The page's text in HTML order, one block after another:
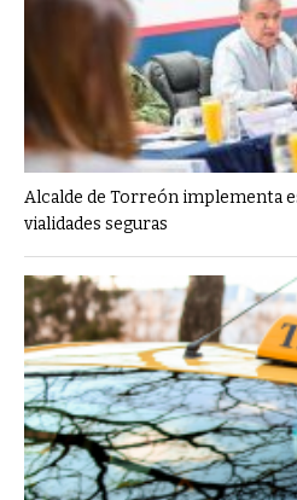
Alcalde de Torreón implementa
vialidades seguras